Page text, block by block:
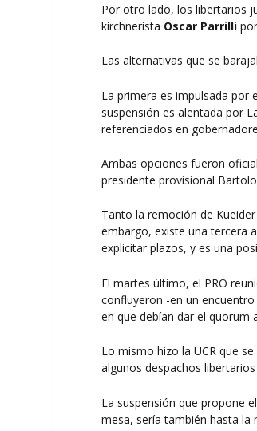
Por otro lado, los libertarios
kirchnerista Oscar Parrilli
Las alternativas que se
La primera es impulsada por
suspensión es alentada por
referenciados en
Ambas opciones fueron
presidente provisional
Tanto la remoción de
embargo, existe una tercera
explicitar plazos, y es una
El martes último, el PRO
confluyeron -en un
en que debían dar el quorum
Lo mismo hizo la UCR que
algunos despachos
La suspensión que propone
mesa, sería también hasta la